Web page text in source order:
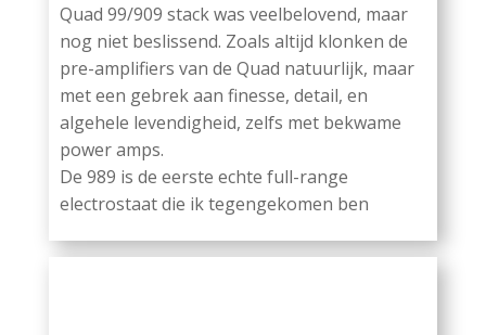
Quad 99/909 stack was veelbelovend, maar
nog niet beslissend. Zoals altijd klonken de
pre-amplifiers van de Quad natuurlijk, maar
met een gebrek aan finesse, detail, en
algehele levendigheid, zelfs met bekwame
power amps.
De 989 is de eerste echte full-range
electrostaat die ik tegengekomen ben